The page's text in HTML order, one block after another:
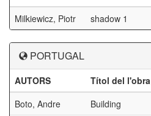
Milkiewicz, Piotr
shadow 1
PORTUGAL
AUTORS Títol del l'obra
Boto, Andre
Building